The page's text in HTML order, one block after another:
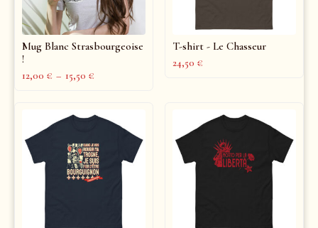
Mug Blanc Strasbourgeoise
!
12,00 € – 15,50 €
T-shirt - Le Chasseur
24,50 €